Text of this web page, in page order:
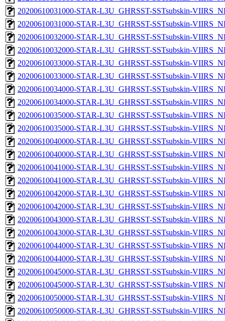
20200610031000-STAR-L3U_GHRSST-SSTsubskin-
20200610031000-STAR-L3U_GHRSST-SSTsubskin-
20200610032000-STAR-L3U_GHRSST-SSTsubskin-
20200610032000-STAR-L3U_GHRSST-SSTsubskin-
20200610033000-STAR-L3U_GHRSST-SSTsubskin-
20200610033000-STAR-L3U_GHRSST-SSTsubskin-
20200610034000-STAR-L3U_GHRSST-SSTsubskin-
20200610034000-STAR-L3U_GHRSST-SSTsubskin-
20200610035000-STAR-L3U_GHRSST-SSTsubskin-
20200610035000-STAR-L3U_GHRSST-SSTsubskin-
20200610040000-STAR-L3U_GHRSST-SSTsubskin-
20200610040000-STAR-L3U_GHRSST-SSTsubskin-
20200610041000-STAR-L3U_GHRSST-SSTsubskin-
20200610041000-STAR-L3U_GHRSST-SSTsubskin-
20200610042000-STAR-L3U_GHRSST-SSTsubskin-
20200610042000-STAR-L3U_GHRSST-SSTsubskin-
20200610043000-STAR-L3U_GHRSST-SSTsubskin-
20200610043000-STAR-L3U_GHRSST-SSTsubskin-
20200610044000-STAR-L3U_GHRSST-SSTsubskin-
20200610044000-STAR-L3U_GHRSST-SSTsubskin-
20200610045000-STAR-L3U_GHRSST-SSTsubskin-
20200610045000-STAR-L3U_GHRSST-SSTsubskin-
20200610050000-STAR-L3U_GHRSST-SSTsubskin-
20200610050000-STAR-L3U_GHRSST-SSTsubskin-